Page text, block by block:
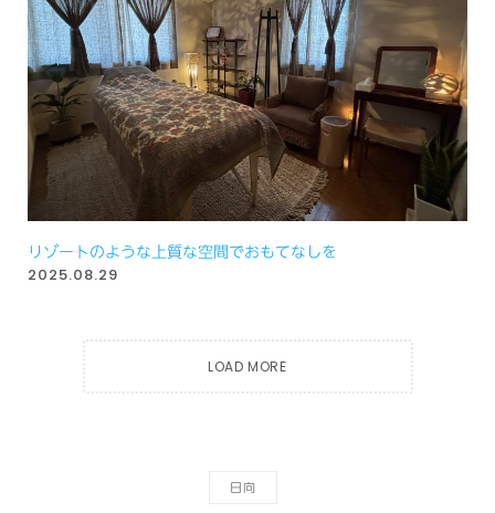
リゾートのような上質な空間でおもてなしを
2025.08.29
LOAD MORE
日向